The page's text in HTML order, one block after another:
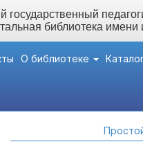
государственный
библиотека
О библиотеке